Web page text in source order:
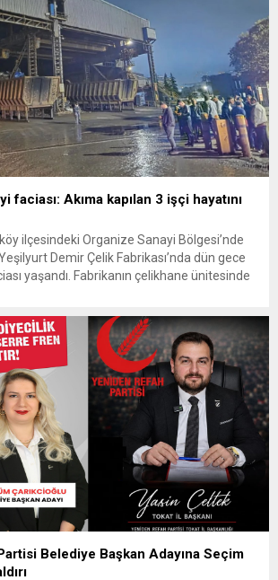
faciası: Akıma kapılan 3 işçi hayatını
ilçesindeki Organize Sanayi Bölgesi’nde
Demir Çelik Fabrikası’nda dün gece
yaşandı. Fabrikanın çelikhane ünitesinde
başlatılırken, acı haber kenti yasa boğdu.
Belediye Başkan Adayına Seçim